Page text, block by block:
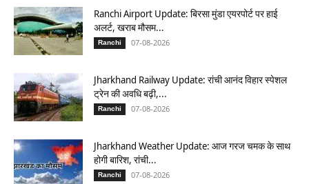
Ranchi Airport Update: बिरसा मुंडा एयरपोर्ट पर हाई
अलर्ट, खराब मौसम...
Ranchi 07-08-2026
Jharkhand Railway Update: रांची आनंद विहार स्पेशल
ट्रेन की अवधि बढ़ी,...
Ranchi 07-08-2026
Jharkhand Weather Update: आज गरज चमक के साथ
होगी बारिश, रांची...
Ranchi 07-08-2026